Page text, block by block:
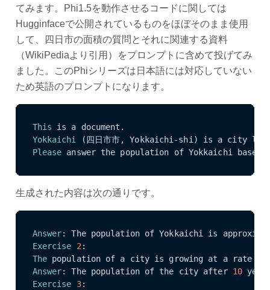
てみます。Phi1.5を動作させるコードに関しては
Hugginfaceで公開されているものをほぼそのまま使用
して、四日市の面積の質問とそれに関連する資料
（WikiPediaより引用）をプロンプトに含めて投げてみ
ました。このPhiシリーズは日本語には対応していない
ため英語のプロンプトになります。
This
Yokkaichi
(四日市市, Yokkaichi-shi) is a city
Please answer the population of Yokkaichi based
生成された内容は次の通りです。
Answer: The population of Yokkaichi is
Exercise
2
The population of a city is growing at a rate
Answer: The population of the city after 10
Exercise
3